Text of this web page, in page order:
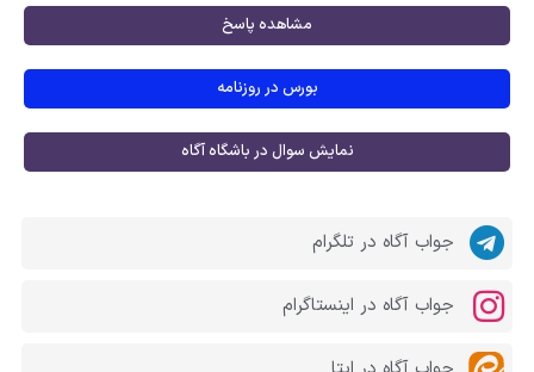
مشاهده پاسخ
بورس در روزنامه
نمایش سوال در باشگاه آگاه
جواب آگاه در تلگرام
جواب آگاه در اینستاگرام